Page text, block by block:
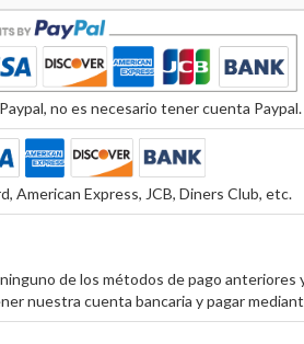
no es necesario tener cuenta Paypal.
American Express, JCB, Diners Club, etc.
de los métodos de pago
nuestra cuenta bancaria y pagar